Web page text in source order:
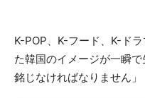
K-POP、K-フード、K-ド
た韓国のイメージが一瞬
銘じなければなりません」